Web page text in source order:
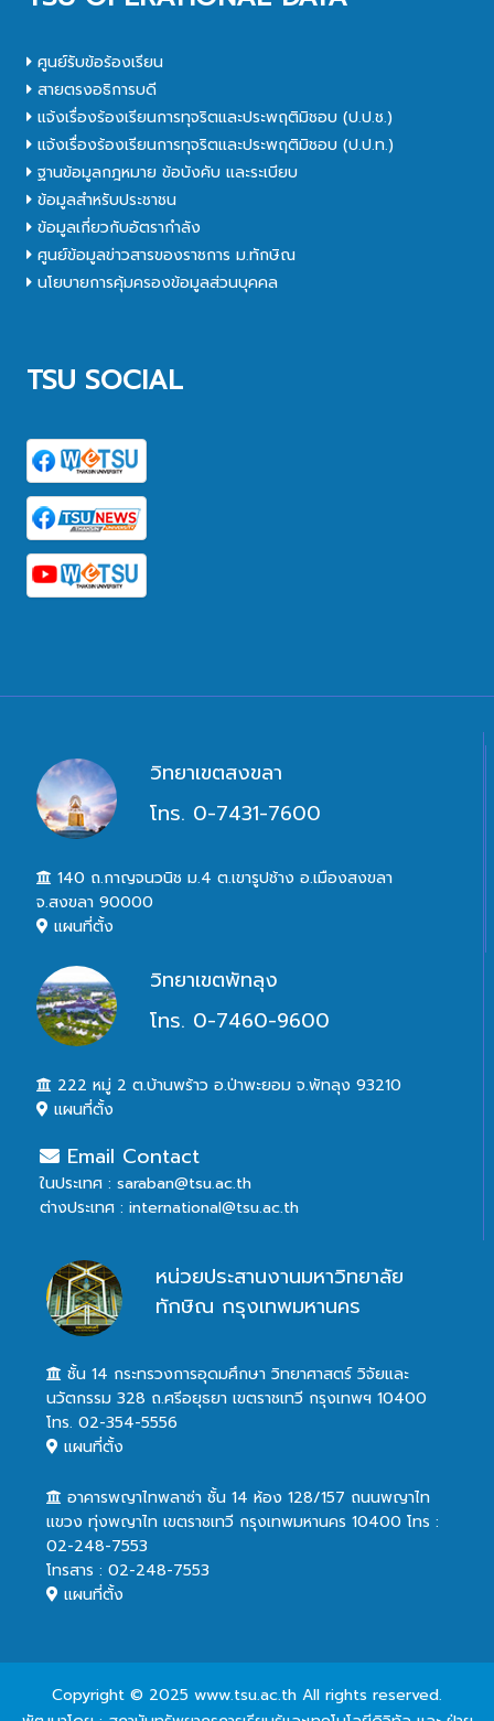
ศูนย์รับข้อร้องเรียน
สายตรงอธิการบดี
แจ้งเรื่องร้องเรียนการทุจริตและประพฤติมิชอบ (ป.ป.ช.)
แจ้งเรื่องร้องเรียนการทุจริตและประพฤติมิชอบ (ป.ป.ท.)
ฐานข้อมูลกฎหมาย ข้อบังคับ และระเบียบ
ข้อมูลสำหรับประชาชน
ข้อมูลเกี่ยวกับอัตรากำลัง
ศูนย์ข้อมูลข่าวสารของราชการ ม.ทักษิณ
นโยบายการคุ้มครองข้อมูลส่วนบุคคล
TSU SOCIAL
วิทยาเขตสงขลา
โทร. 0-7431-7600
140 ถ.กาญจนวนิช ม.4 ต.เขารูปช้าง อ.เมืองสงขลา
จ.สงขลา 90000
แผนที่ตั้ง
วิทยาเขตพัทลุง
โทร. 0-7460-9600
222 หมู่ 2 ต.บ้านพร้าว อ.ป่าพะยอม จ.พัทลุง 93210
แผนที่ตั้ง
Email Contact
ในประเทศ : saraban@tsu.ac.th
ต่างประเทศ : international@tsu.ac.th
หน่วยประสานงานมหาวิทยาลัย
ทักษิณ กรุงเทพมหานคร
ชั้น 14 กระทรวงการอุดมศึกษา วิทยาศาสตร์ วิจัยและ
นวัตกรรม 328 ถ.ศรีอยุธยา เขตราชเทวี กรุงเทพฯ 10400
โทร. 02-354-5556
แผนที่ตั้ง
อาคารพญาไทพลาซ่า ชั้น 14 ห้อง 128/157 ถนนพญาไท
แขวง ทุ่งพญาไท เขตราชเทวี กรุงเทพมหานคร 10400 โทร :
02-248-7553
โทรสาร : 02-248-7553
แผนที่ตั้ง
Copyright © 2025 www.tsu.ac.th All rights reserved.